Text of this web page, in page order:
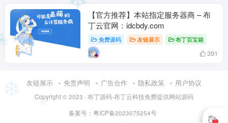
【官方推荐】本站指定服务器商 – 布
丁云官网：idcbdy.com
免费源码 友链展示 布丁百宝箱
391
友链展示 免责声明 广告合作 隐私政策 用户协议
Copyright © 2023 · 布丁源码-布丁云科技免费提供网站源码
备案号：粤ICP备2023075254号
❄